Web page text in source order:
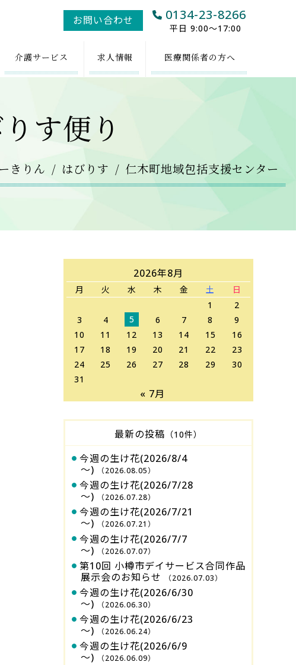
お問い合わせ 0134-23-8266
平日 9:00～17:00
介護サービス 求人情報 医療関係者の方へ
す便り
きりん はびりす 仁木町地域包括支援センター
2026年8月
月 火 水 木 金 土
日
1
2
3
4 5 6 7 8
9
10
11 12 13 14 15
16
17
18 19 20 21 22
23
24
25 26 27 28 29
30
31
« 7月
最新の投稿 （10件）
今週の生け花(2026/8/4
～)
（2026.08.05）
今週の生け花(2026/7/28
～)
（2026.07.28）
今週の生け花(2026/7/21
～)
（2026.07.21）
今週の生け花(2026/7/7
～)
（2026.07.07）
第10回 小樽市デイサービス合同作品
展示会のお知らせ
（2026.07.03）
今週の生け花(2026/6/30
～)
（2026.06.30）
今週の生け花(2026/6/23
～)
（2026.06.24）
今週の生け花(2026/6/9
～)
（2026.06.09）